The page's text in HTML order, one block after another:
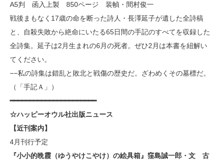
A5判 函入上製 850ページ 装幀・間村俊一
戦後まもなく17歳の命を断った詩人・長澤延子が遺した全詩稿
と、自殺失敗から絶命にいたる65日間の手記のすべてを収録した
全詩集。延子は2月生まれの6月の死者。ぜひ2月は本書を紐解い
てください。
−−私の詩集は錯乱と敗北と戦傷の歴史だ。ざわめくその墓標だ。
（「手記Ａ」）
━━━━━━━━━━━━━━━━━━━━━━
☆ハッピーオウル社出版ニュース
【近刊案内】
4月刊行予定
『小小的晩霞（ゆうやけこやけ）の絵具箱』窪島誠一郎・文 古